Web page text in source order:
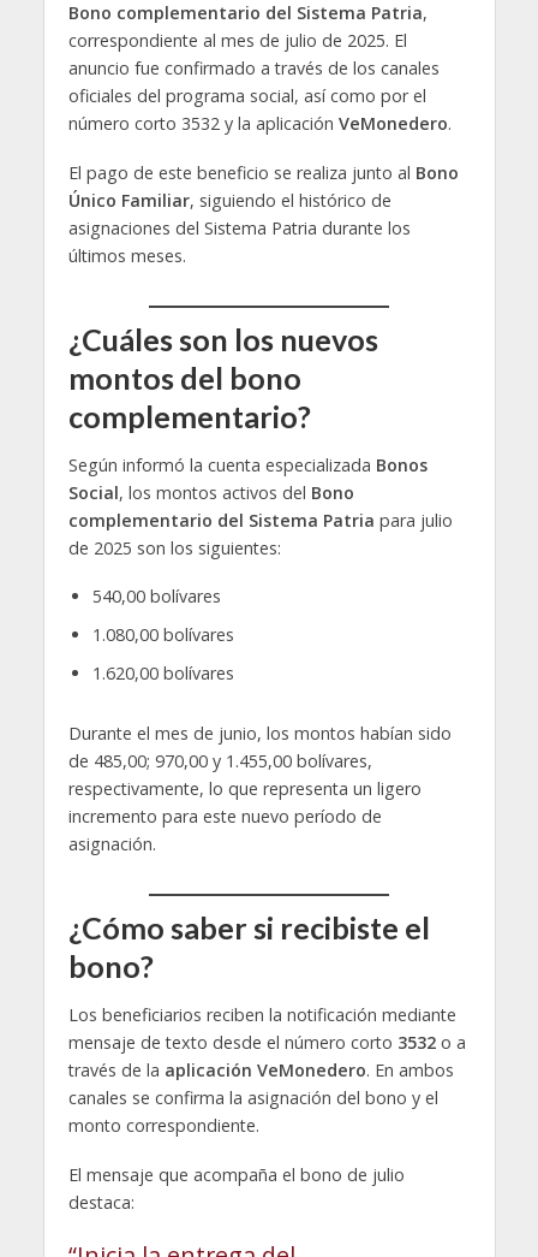
Bono complementario del Sistema Patria,
correspondiente al mes de julio de 2025. El
anuncio fue confirmado a través de los canales
oficiales del programa social, así como por el
número corto 3532 y la aplicación VeMonedero.
El pago de este beneficio se realiza junto al Bono
Único Familiar, siguiendo el histórico de
asignaciones del Sistema Patria durante los
últimos meses.
¿Cuáles son los nuevos
montos del bono
complementario?
Según informó la cuenta especializada Bonos
Social, los montos activos del Bono
complementario del Sistema Patria para julio
de 2025 son los siguientes:
540,00 bolívares
1.080,00 bolívares
1.620,00 bolívares
Durante el mes de junio, los montos habían sido
de 485,00; 970,00 y 1.455,00 bolívares,
respectivamente, lo que representa un ligero
incremento para este nuevo período de
asignación.
¿Cómo saber si recibiste el
bono?
Los beneficiarios reciben la notificación mediante
mensaje de texto desde el número corto 3532o a
través de la aplicación VeMonedero. En ambos
canales se confirma la asignación del bono y el
monto correspondiente.
El mensaje que acompaña el bono de julio
destaca: